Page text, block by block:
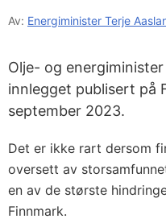
Av: Energiminister Terje
Olje- og
innlegget publisert på
september 2023.
Det er ikke rart dersom
oversett av
en av de største
Finnmark.